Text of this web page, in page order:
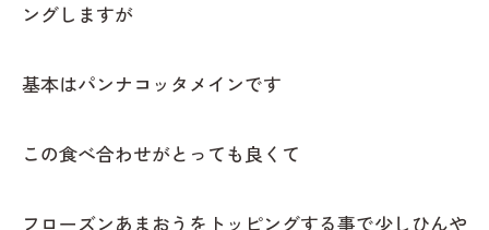
ングしますが
基本はパンナコッタメインです
この食べ合わせがとっても良くて
フローズンあまおうをトッピングする事で少しひんや